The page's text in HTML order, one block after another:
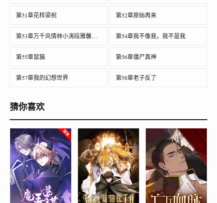
第51章花样梁祝 第52章原始再来
第53章万千风情林小涛段雅馨今年28岁 第54章我不像我，我不是我
第55章鼠猫 第56章僵尸真神
第57章我的幻想世界 第58章老子反了
猜你喜欢